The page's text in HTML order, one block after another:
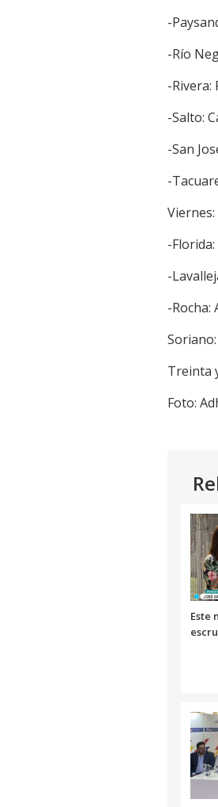
-
-Río
-Rivera:
-Salto:
-San
-
Viernes:
-
-
-Rocha:
Treinta
Foto:
Este